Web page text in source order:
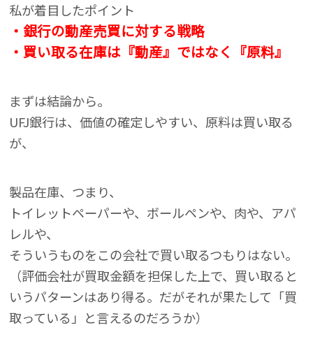
私が着目したポイント
・銀行の動産売買に対する戦略
・買い取る在庫は『動産』ではなく『原料』
まずは結論から。
UFJ銀行は、価値の確定しやすい、原料は買い取る
が、
製品在庫、つまり、
トイレットペーパーや、ボールペンや、肉や、アパ
レルや、
そういうものをこの会社で買い取るつもりはない。
（評価会社が買取金額を担保した上で、買い取ると
いうパターンはあり得る。だがそれが果たして「買
取っている」と言えるのだろうか）